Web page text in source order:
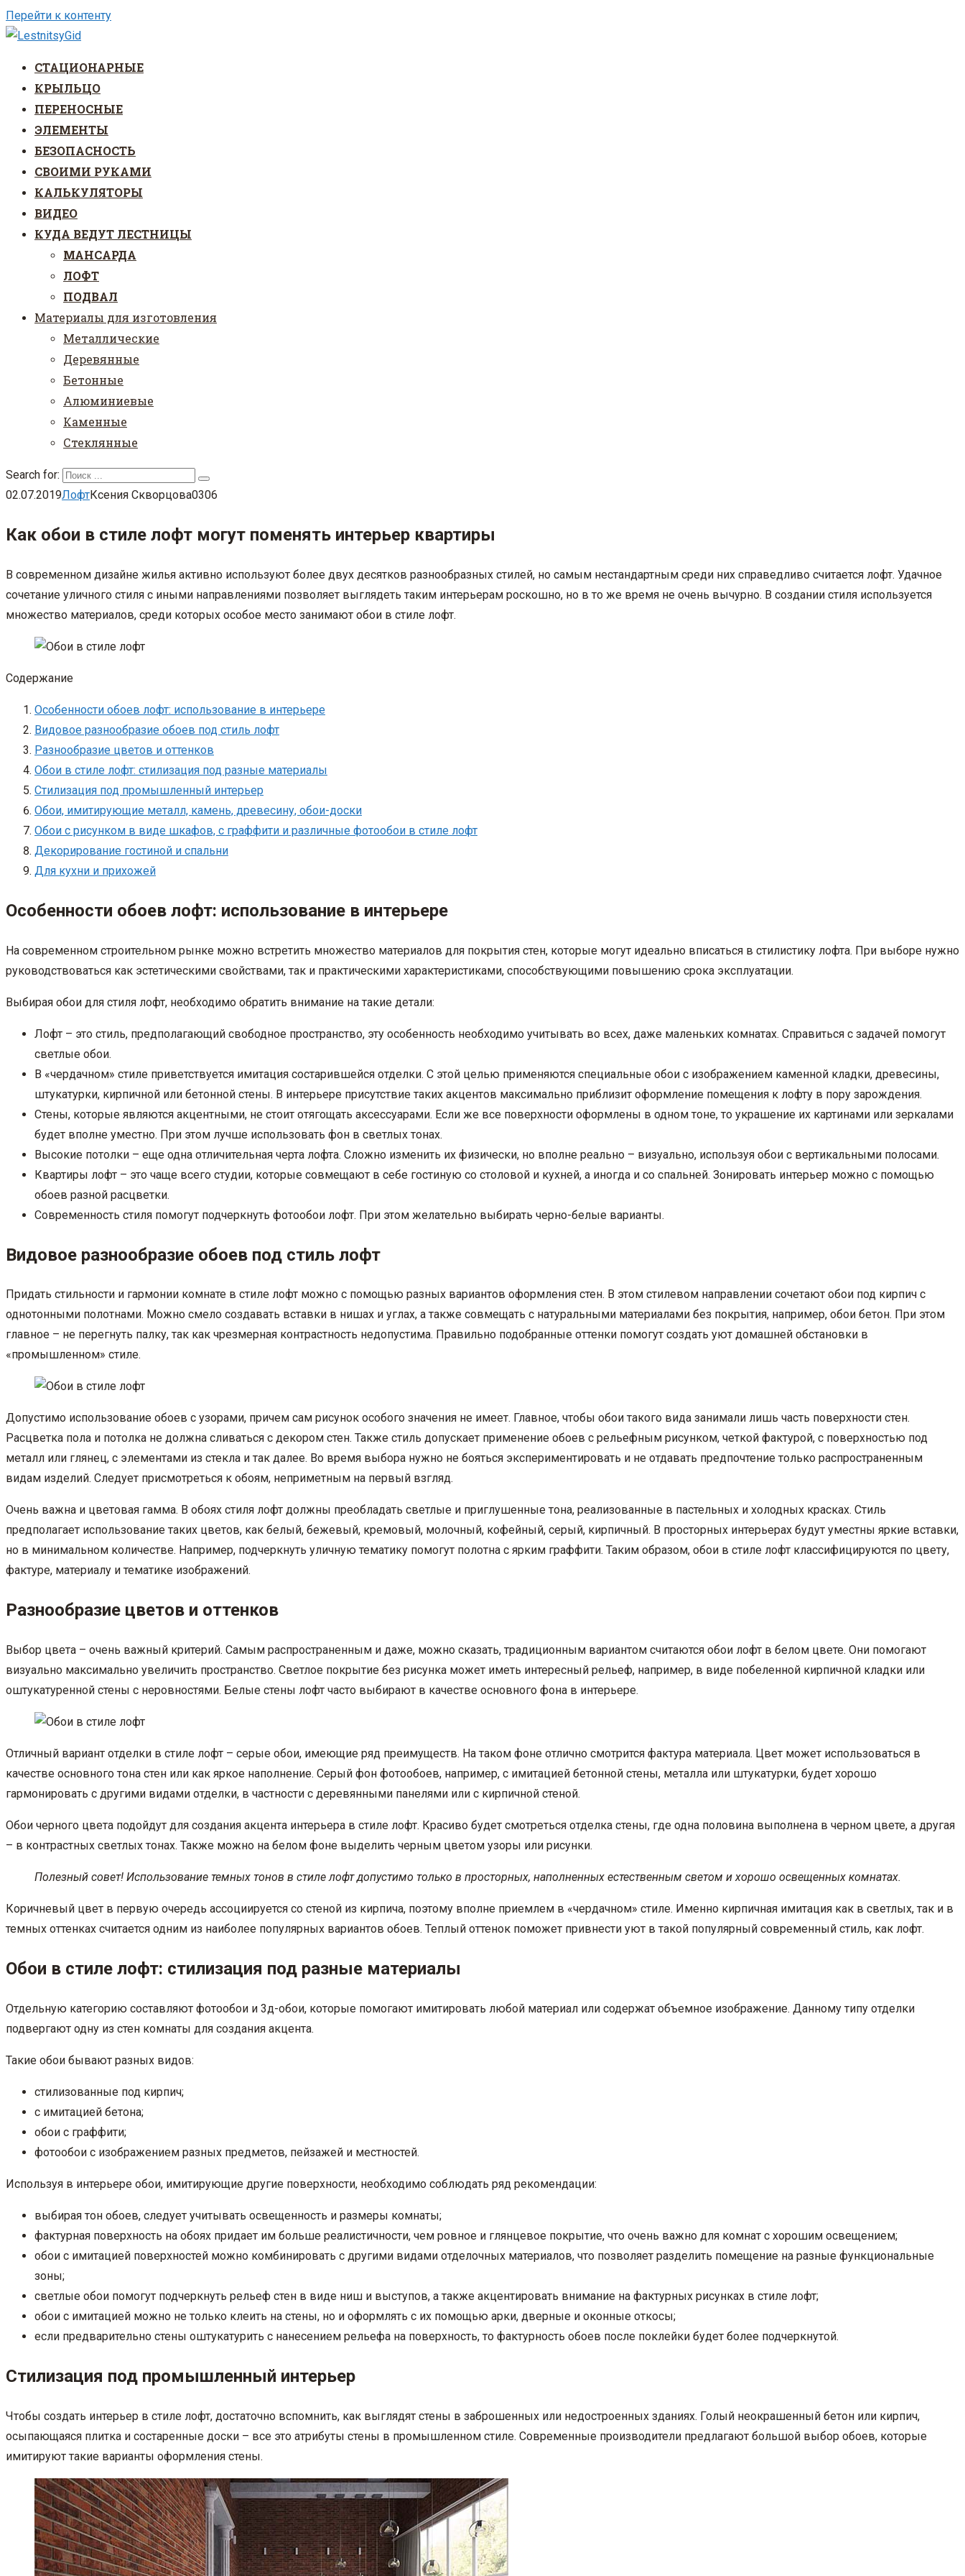
Перейти к контенту
СТАЦИОНАРНЫЕ
КРЫЛЬЦО
ПЕРЕНОСНЫЕ
ЭЛЕМЕНТЫ
БЕЗОПАСНОСТЬ
СВОИМИ РУКАМИ
КАЛЬКУЛЯТОРЫ
ВИДЕО
КУДА ВЕДУТ ЛЕСТНИЦЫ
МАНСАРДА
ЛОФТ
ПОДВАЛ
Материалы для изготовления
Металлические
Деревянные
Бетонные
Алюминиевые
Каменные
Стеклянные
Search for:
02.07.2019ЛофтКсения Скворцова0306
Как обои в стиле лофт могут поменять интерьер квартиры
В современном дизайне жилья активно используют более двух десятков разнообразных стилей, но самым нестандартным среди них справедливо считается лофт. Удачное
сочетание уличного стиля с иными направлениями позволяет выглядеть таким интерьерам роскошно, но в то же время не очень вычурно. В создании стиля используется
множество материалов, среди которых особое место занимают обои в стиле лофт.
Содержание
Особенности обоев лофт: использование в интерьере
Видовое разнообразие обоев под стиль лофт
Разнообразие цветов и оттенков
Обои в стиле лофт: стилизация под разные материалы
Стилизация под промышленный интерьер
Обои, имитирующие металл, камень, древесину, обои-доски
Обои с рисунком в виде шкафов, с граффити и различные фотообои в стиле лофт
Декорирование гостиной и спальни
Для кухни и прихожей
Особенности обоев лофт: использование в интерьере
На современном строительном рынке можно встретить множество материалов для покрытия стен, которые могут идеально вписаться в стилистику лофта. При выборе нужно
руководствоваться как эстетическими свойствами, так и практическими характеристиками, способствующими повышению срока эксплуатации.
Выбирая обои для стиля лофт, необходимо обратить внимание на такие детали:
Лофт – это стиль, предполагающий свободное пространство, эту особенность необходимо учитывать во всех, даже маленьких комнатах. Справиться с задачей помогут
светлые обои.
В «чердачном» стиле приветствуется имитация состарившейся отделки. С этой целью применяются специальные обои с изображением каменной кладки, древесины,
штукатурки, кирпичной или бетонной стены. В интерьере присутствие таких акцентов максимально приблизит оформление помещения к лофту в пору зарождения.
Стены, которые являются акцентными, не стоит отягощать аксессуарами. Если же все поверхности оформлены в одном тоне, то украшение их картинами или зеркалами
будет вполне уместно. При этом лучше использовать фон в светлых тонах.
Высокие потолки – еще одна отличительная черта лофта. Сложно изменить их физически, но вполне реально – визуально, используя обои с вертикальными полосами.
Квартиры лофт – это чаще всего студии, которые совмещают в себе гостиную со столовой и кухней, а иногда и со спальней. Зонировать интерьер можно с помощью
обоев разной расцветки.
Современность стиля помогут подчеркнуть фотообои лофт. При этом желательно выбирать черно-белые варианты.
Видовое разнообразие обоев под стиль лофт
Придать стильности и гармонии комнате в стиле лофт можно с помощью разных вариантов оформления стен. В этом стилевом направлении сочетают обои под кирпич с
однотонными полотнами. Можно смело создавать вставки в нишах и углах, а также совмещать с натуральными материалами без покрытия, например, обои бетон. При этом
главное – не перегнуть палку, так как чрезмерная контрастность недопустима. Правильно подобранные оттенки помогут создать уют домашней обстановки в
«промышленном» стиле.
Допустимо использование обоев с узорами, причем сам рисунок особого значения не имеет. Главное, чтобы обои такого вида занимали лишь часть поверхности стен.
Расцветка пола и потолка не должна сливаться с декором стен. Также стиль допускает применение обоев с рельефным рисунком, четкой фактурой, с поверхностью под
металл или глянец, с элементами из стекла и так далее. Во время выбора нужно не бояться экспериментировать и не отдавать предпочтение только распространенным
видам изделий. Следует присмотреться к обоям, неприметным на первый взгляд.
Очень важна и цветовая гамма. В обоях стиля лофт должны преобладать светлые и приглушенные тона, реализованные в пастельных и холодных красках. Стиль
предполагает использование таких цветов, как белый, бежевый, кремовый, молочный, кофейный, серый, кирпичный. В просторных интерьерах будут уместны яркие вставки,
но в минимальном количестве. Например, подчеркнуть уличную тематику помогут полотна с ярким граффити. Таким образом, обои в стиле лофт классифицируются по цвету,
фактуре, материалу и тематике изображений.
Разнообразие цветов и оттенков
Выбор цвета – очень важный критерий. Самым распространенным и даже, можно сказать, традиционным вариантом считаются обои лофт в белом цвете. Они помогают
визуально максимально увеличить пространство. Светлое покрытие без рисунка может иметь интересный рельеф, например, в виде побеленной кирпичной кладки или
оштукатуренной стены с неровностями. Белые стены лофт часто выбирают в качестве основного фона в интерьере.
Отличный вариант отделки в стиле лофт – серые обои, имеющие ряд преимуществ. На таком фоне отлично смотрится фактура материала. Цвет может использоваться в
качестве основного тона стен или как яркое наполнение. Серый фон фотообоев, например, с имитацией бетонной стены, металла или штукатурки, будет хорошо
гармонировать с другими видами отделки, в частности с деревянными панелями или с кирпичной стеной.
Обои черного цвета подойдут для создания акцента интерьера в стиле лофт. Красиво будет смотреться отделка стены, где одна половина выполнена в черном цвете, а другая
– в контрастных светлых тонах. Также можно на белом фоне выделить черным цветом узоры или рисунки.
Полезный совет! Использование темных тонов в стиле лофт допустимо только в просторных, наполненных естественным светом и хорошо освещенных комнатах.
Коричневый цвет в первую очередь ассоциируется со стеной из кирпича, поэтому вполне приемлем в «чердачном» стиле. Именно кирпичная имитация как в светлых, так и в
темных оттенках считается одним из наиболее популярных вариантов обоев. Теплый оттенок поможет привнести уют в такой популярный современный стиль, как лофт.
Обои в стиле лофт: стилизация под разные материалы
Отдельную категорию составляют фотообои и 3д-обои, которые помогают имитировать любой материал или содержат объемное изображение. Данному типу отделки
подвергают одну из стен комнаты для создания акцента.
Такие обои бывают разных видов:
стилизованные под кирпич;
с имитацией бетона;
обои с граффити;
фотообои с изображением разных предметов, пейзажей и местностей.
Используя в интерьере обои, имитирующие другие поверхности, необходимо соблюдать ряд рекомендации:
выбирая тон обоев, следует учитывать освещенность и размеры комнаты;
фактурная поверхность на обоях придает им больше реалистичности, чем ровное и глянцевое покрытие, что очень важно для комнат с хорошим освещением;
обои с имитацией поверхностей можно комбинировать с другими видами отделочных материалов, что позволяет разделить помещение на разные функциональные
зоны;
светлые обои помогут подчеркнуть рельеф стен в виде ниш и выступов, а также акцентировать внимание на фактурных рисунках в стиле лофт;
обои с имитацией можно не только клеить на стены, но и оформлять с их помощью арки, дверные и оконные откосы;
если предварительно стены оштукатурить с нанесением рельефа на поверхность, то фактурность обоев после поклейки будет более подчеркнутой.
Стилизация под промышленный интерьер
Чтобы создать интерьер в стиле лофт, достаточно вспомнить, как выглядят стены в заброшенных или недостроенных зданиях. Голый неокрашенный бетон или кирпич,
осыпающаяся плитка и состаренные доски – все это атрибуты стены в промышленном стиле. Современные производители предлагают большой выбор обоев, которые
имитируют такие варианты оформления стены.